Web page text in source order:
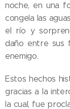
noche, en una
congela las
el río y
daño entre sus
enemigo.
Estos hechos
gracias a la
la cual, fue